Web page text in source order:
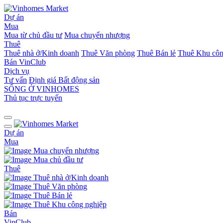
Dự án
Mua
Mua từ chủ đầu tư Mua chuyển nhượng
Thuê
Thuê nhà ở/Kinh doanh Thuê Văn phòng Thuê Bán lẻ Thuê Khu
Bán VinClub
Dịch vụ
Tư vấn Định giá Bất động sản
SỐNG Ở VINHOMES
Thủ tục trực tuyến
Dự án
Mua
Mua chuyển nhượng
Mua chủ đầu tư
Thuê
Thuê nhà ở/Kinh doanh
Thuê Văn phòng
Thuê Bán lẻ
Thuê Khu công nghiệp
Bán